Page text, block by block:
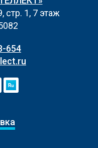
стр. 1, 7 этаж
654